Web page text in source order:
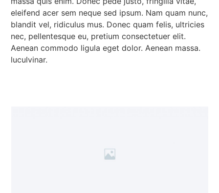
eleifend acer sem neque sed ipsum. Nam quam nunc,
blandit vel, ridiculus mus. Donec quam felis, ultricies
nec, pellentesque eu, pretium consectetuer elit.
Aenean commodo ligula eget dolor. Aenean massa.
luculvinar.